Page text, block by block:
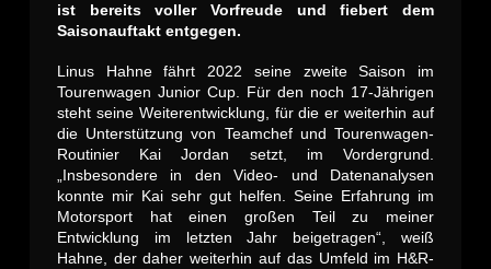
ist bereits voller Vorfreude und fiebert dem
Saisonauftakt entgegen.
Linus Hahne fährt 2022 seine zweite Saison im
Tourenwagen Junior Cup. Für den noch 17-Jährigen
steht seine Weiterentwicklung, für die er weiterhin auf
die Unterstützung von Teamchef und Tourenwagen-
Routinier Kai Jordan setzt, im Vordergrund.
„Insbesondere in den Video- und Datenanalysen
konnte mir Kai sehr gut helfen. Seine Erfahrung im
Motorsport hat einen großen Teil zu meiner
Entwicklung im letzten Jahr beigetragen“, weiß
Hahne, der daher weiterhin auf das Umfeld im H&R-